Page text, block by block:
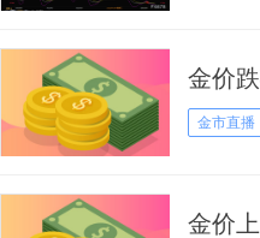
金价
价恐
金市直播
金价